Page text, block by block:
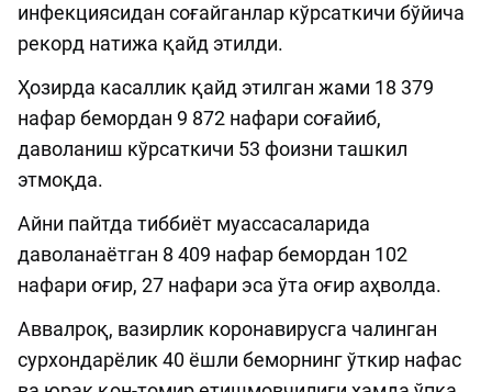
инфекциясидан соғайганлар кўрсаткичи бўйича
рекорд натижа қайд этилди.
Ҳозирда касаллик қайд этилган жами 18 379
нафар бемордан 9 872 нафари соғайиб,
даволаниш кўрсаткичи 53 фоизни ташкил
этмоқда.
Айни пайтда тиббиёт муассасаларида
даволанаётган 8 409 нафар бемордан 102
нафари оғир, 27 нафари эса ўта оғир аҳволда.
Аввалроқ, вазирлик коронавирусга чалинган
сурхондарёлик 40 ёшли беморнинг ўткир нафас